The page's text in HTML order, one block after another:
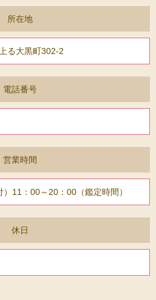
所在地
る大黒町302-2
電話番号
営業時間
11：00～20：00（鑑定時間）
休日